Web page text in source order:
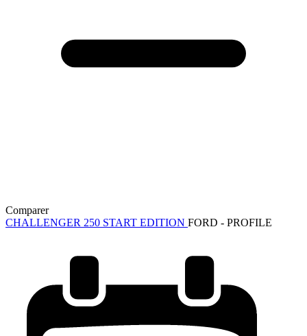
Comparer
CHALLENGER 250 START EDITION FORD - PROFILE